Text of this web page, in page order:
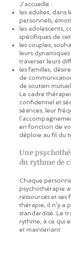
J’accueille :
les adultes, dans
personnels,
les adolescents,
spécifiques de
les couples,
leurs
traverser leurs
les familles,
de
de soutien mutuel
Le cadre
confidentiel et
séances, leur
en fonction de
déploie au fil du
Une
du rythme de
Chaque
psychothérapie
ressources et
thérapie, il n’y a
standardisé. Le
rythme, à ce qui
et maintenant.